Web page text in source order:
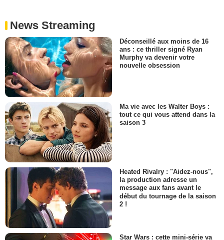
News Streaming
Déconseillé aux moins de 16
ans : ce thriller signé Ryan
Murphy va devenir votre
nouvelle obsession
Ma vie avec les Walter Boys :
tout ce qui vous attend dans la
saison 3
Heated Rivalry : "Aidez-nous",
la production adresse un
message aux fans avant le
début du tournage de la saison
2 !
Star Wars : cette mini-série va